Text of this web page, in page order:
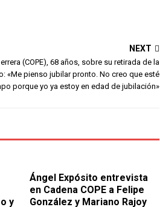
NEXT
(COPE), 68 años, sobre su retirada de la
«Me pienso jubilar pronto. No creo que esté
porque yo ya estoy en edad de jubilación»
y
Ángel Expósito entrevista
en Cadena COPE a Felipe
González y Mariano Rajoy